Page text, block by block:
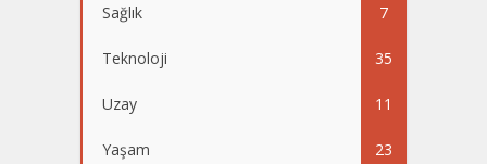
Sağlık 7
Teknoloji 35
Uzay 11
Yaşam 23